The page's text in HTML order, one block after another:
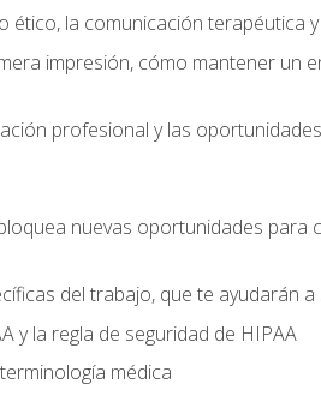
la comunicación terapéutica
impresión, cómo mantener un
profesional y las
nuevas oportunidades
del trabajo, que te ayudarán
y la regla de seguridad de HIPAA
médica